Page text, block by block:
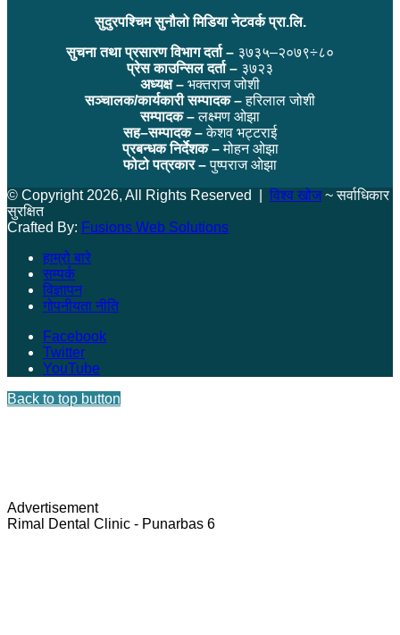
सुदुरपश्चिम सुनौलो मिडिया नेटवर्क प्रा.लि.
सुचना तथा प्रसारण विभाग दर्ता – ३७३५–२०७९÷८०
प्रेस काउन्सिल दर्ता – ३७२३
अध्यक्ष – भक्तराज जोशी
सञ्चालक/कार्यकारी सम्पादक –हरिलाल जोशी
सम्पादक –लक्ष्मण ओझा
सह–सम्पादक –केशव भट्टराई
प्रबन्धक निर्देशक –मोहन ओझा
फोटो पत्रकार –पुष्पराज ओझा
© Copyright 2026, All Rights Reserved | विश्व खोज~ सर्वाधिकार
सुरक्षित
Crafted By: Fusions Web Solutions
हाम्रो बारे
सम्पर्क
विज्ञापन
गोपनीयता नीति
Facebook
Twitter
YouTube
Back to top button
Advertisement
Rimal Dental Clinic - Punarbas 6